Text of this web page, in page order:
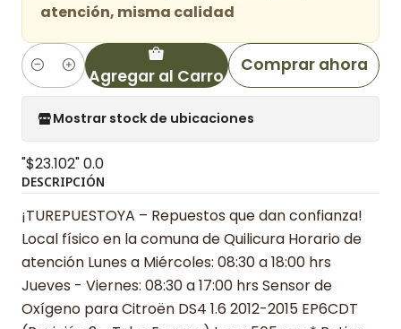
atención, misma calidad
Cantidad Agregar al Carro
Comprar ahora
Mostrar stock de ubicaciones
"$23.102"0.0
DESCRIPCIÓN
¡TUREPUESTOYA – Repuestos que dan confianza!
Local físico en la comuna de Quilicura Horario de
atención Lunes a Miércoles: 08:30 a 18:00 hrs
Jueves - Viernes: 08:30 a 17:00 hrs Sensor de
Oxígeno para Citroën DS4 1.6 2012-2015 EP6CDT